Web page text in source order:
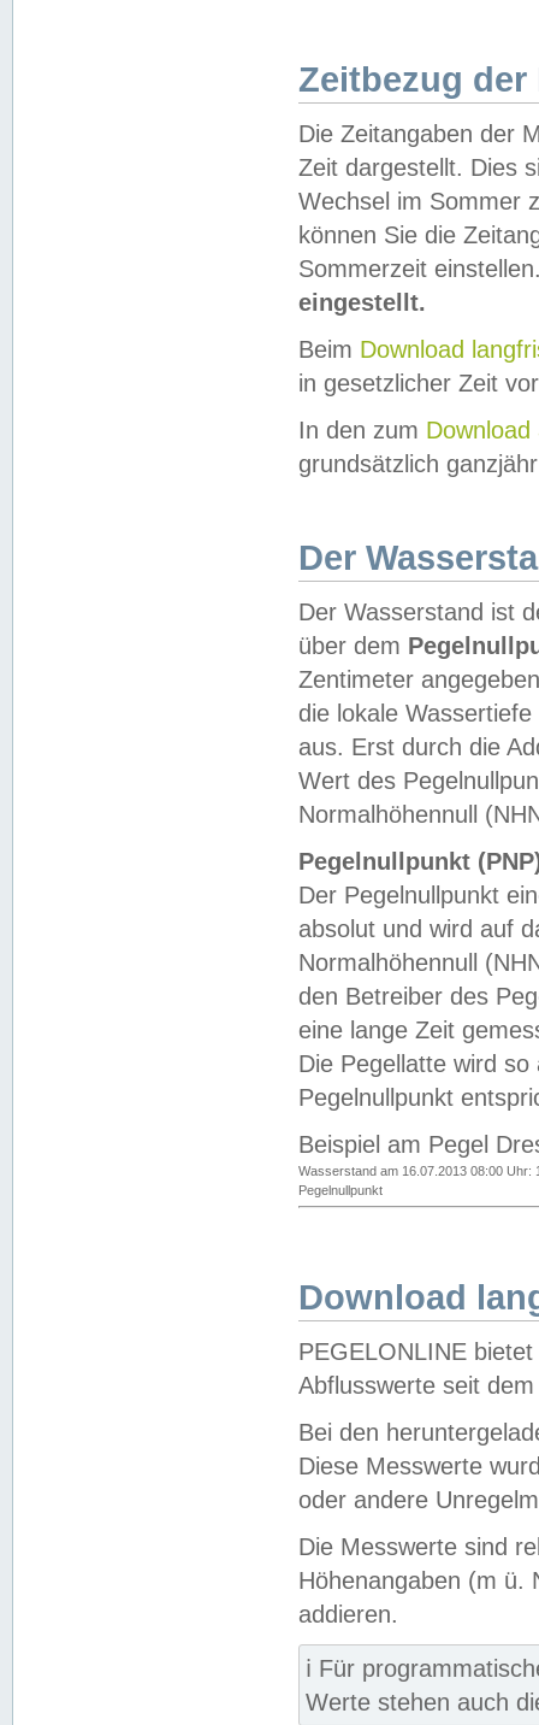
Zeitbezug der
Die Zeitangaben der
Zeit dargestellt. Dies
Wechsel im Sommer
können Sie die
Sommerzeit
eingestellt.
Beim Download
in gesetzlicher Zeit
In den zum Download
grundsätzlich
Der
Der Wasserstand ist
über dem
Zentimeter
die lokale
aus. Erst durch die
Wert des
Normalhöhennull
Pegelnullpunkt
Der Pegelnullpunkt
absolut und wird auf
Normalhöhennull
den Betreiber des
eine lange Zeit
Die Pegellatte wird
Pegelnullpunkt
Beispiel am Pegel
Wasserstand am 16.07.2013 08:00 Uhr:
Pegelnullpunkt
Download
PEGELONLINE
Abflusswerte seit
Bei den
Diese Messwerte
oder andere
Die Messwerte sind
Höhenangaben (m ü.
addieren.
ℹ️ Für
Werte stehen auch